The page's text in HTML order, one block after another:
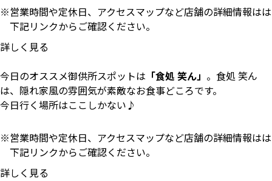
営業時間や定休日、アクセスマップなど店舗の詳細情報はは
下記リンクからご確認ください。
詳しく見る
今日のオススメ御供所スポットは 「食処 笑ん」 。食処 笑ん
は、隠れ家風の雰囲気が素敵なお食事どころです。
今日行く場所はここしかない♪
営業時間や定休日、アクセスマップなど店舗の詳細情報はは
下記リンクからご確認ください。
詳しく見る